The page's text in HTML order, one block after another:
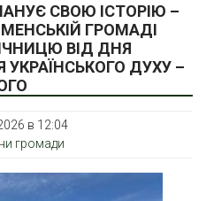
СВОЮ ІСТОРІЮ –
ГРОМАДІ
ВІД ДНЯ
ДУХУ –
в 12:04
громади